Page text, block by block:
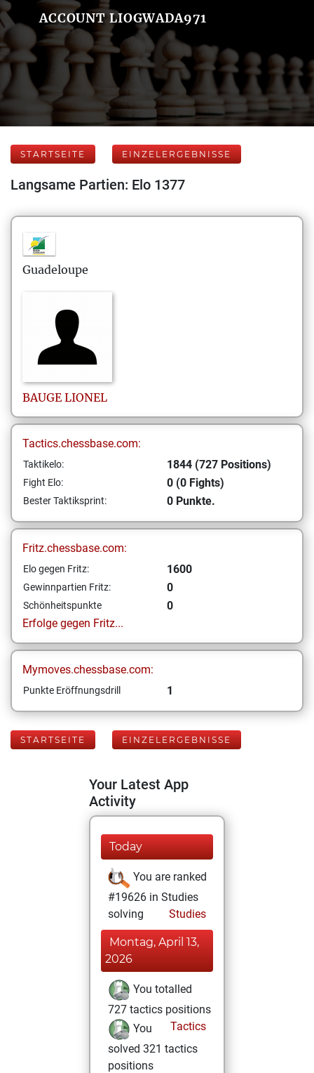
ACCOUNT LIOGWADA971
STARTSEITE EINZELERGEBNISSE
Langsame Partien: Elo 1377
Guadeloupe
BAUGE LIONEL
Tactics.chessbase.com:
Taktikelo: 1844 (727 Positions)
Fight Elo: 0 (0 Fights)
Bester Taktiksprint: 0 Punkte.
Fritz.chessbase.com:
Elo gegen Fritz: 1600
Gewinnpartien Fritz: 0
Schönheitspunkte
0
Erfolge gegen Fritz...
Mymoves.chessbase.com:
Punkte Eröffnungsdrill 1
STARTSEITE EINZELERGEBNISSE
Your Latest App
Activity
Today
You are ranked
#19626 in Studies
solving
Studies
Montag, April 13,
2026
You totalled
727 tactics positions
Tactics
You
solved 321 tactics
positions